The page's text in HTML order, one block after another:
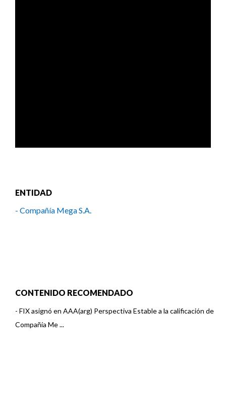
ENTIDAD
- Compañía Mega S.A.
CONTENIDO RECOMENDADO
- FIX asignó en AAA(arg) Perspectiva Estable a la calificación de
Compañía Me ...